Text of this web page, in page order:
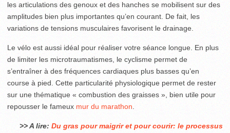
les articulations des genoux et des hanches se mobilisent sur des
amplitudes bien plus importantes qu’en courant. De fait, les
variations de tensions musculaires favorisent le drainage.
Le vélo est aussi idéal pour réaliser votre séance longue. En plus
de limiter les microtraumatismes, le cyclisme permet de
s’entraîner à des fréquences cardiaques plus basses qu’en
course à pied. Cette particularité physiologique permet de rester
sur une thématique « combustion des graisses », bien utile pour
repousser le fameux mur du marathon
>> A lire: Du gras pour maigrir et pour courir: le processus